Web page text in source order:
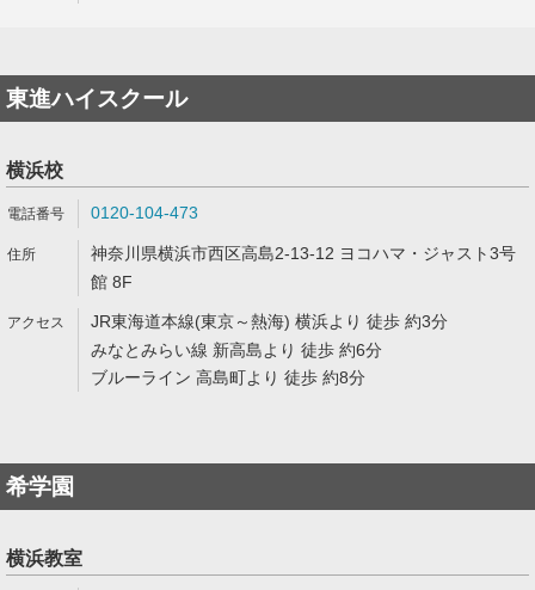
東進ハイスクール
横浜校
0120-104-473
神奈川県横浜市西区高島2-13-12 ヨコハマ・ジャスト3号
館 8F
JR東海道本線(東京～熱海) 横浜より 徒歩 約3分
みなとみらい線 新高島より 徒歩 約6分
ブルーライン 高島町より 徒歩 約8分
希学園
横浜教室